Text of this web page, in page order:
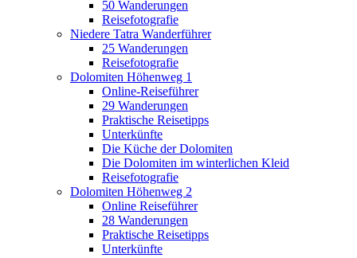
50 Wanderungen
Reisefotografie
Niedere Tatra Wanderführer
25 Wanderungen
Reisefotografie
Dolomiten Höhenweg 1
Online-Reiseführer
29 Wanderungen
Praktische Reisetipps
Unterkünfte
Die Küche der Dolomiten
Die Dolomiten im winterlichen Kleid
Reisefotografie
Dolomiten Höhenweg 2
Online Reiseführer
28 Wanderungen
Praktische Reisetipps
Unterkünfte